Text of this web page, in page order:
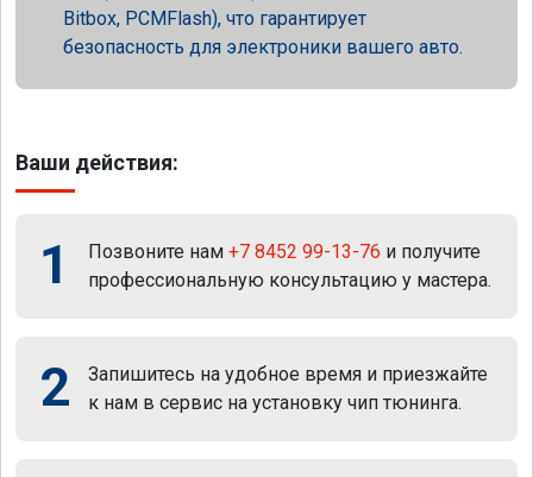
Bitbox, PCMFlash), что гарантирует
безопасность для электроники вашего авто.
Ваши действия:
1 Позвоните нам +7 8452 99-13-76 и получите
профессиональную консультацию у мастера.
2
Запишитесь на удобное время и приезжайте
к нам в сервис на установку чип тюнинга.